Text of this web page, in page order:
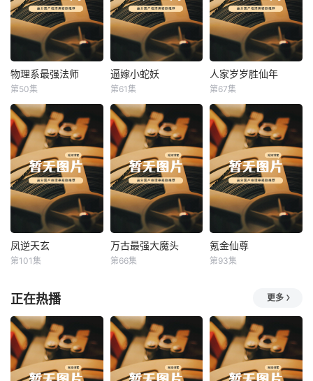
物理系最强法师
物理系最强法师
第50集
逼嫁小蛇妖
逼嫁小蛇妖
第61集
人家岁岁胜仙年
人家岁岁胜仙年
第67集
凤逆天玄
凤逆天玄
第101集
万古最强大魔头
万古最强大魔头
第66集
氪金仙尊
氪金仙尊
第93集
正在热播 更多